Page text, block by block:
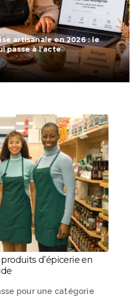
artisanale en 2026 : le
passe à l’acte
d’épicerie en
pour une catégorie